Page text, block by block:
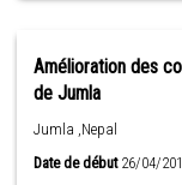
Amélioration des
de Jumla
Jumla ,Nepal
Date de début26/04/